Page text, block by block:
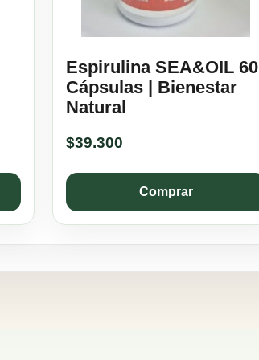
Espirulina SEA&OIL 60
Cápsulas | Bienestar
Natural
$39.300
Comprar